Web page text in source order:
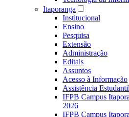
Itaporanga
Institucional
Ensino
Pesquisa
Extensão
Administração
Editais
Assuntos
Acesso à Informação
Assistência Estudantil
IFPB Campus
2026
IFPB Campus